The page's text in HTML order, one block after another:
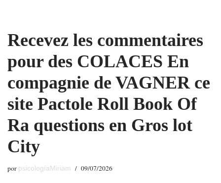
al
contenido
Recevez les commentaires
pour des COLACES En
compagnie de VAGNER ce
site Pactole Roll Book Of
Ra questions en Gros lot
City
por psicologíaMiriam 09/07/2026